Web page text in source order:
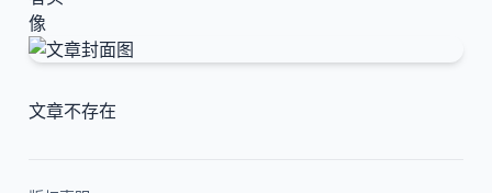
文章不存在